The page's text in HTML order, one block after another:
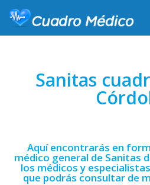
Sanitas
Aquí encontrarás en
médico general de Sanitas
los médicos y
que podrás consultar de